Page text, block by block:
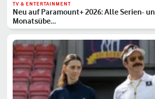
TV & ENTERTAINMENT
Neu auf Paramount+ 2026: Alle Serien-
Monatsübe…